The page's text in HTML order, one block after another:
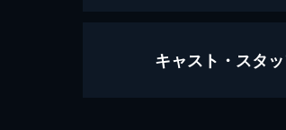
1917 命をかけた
キャスト・スタ